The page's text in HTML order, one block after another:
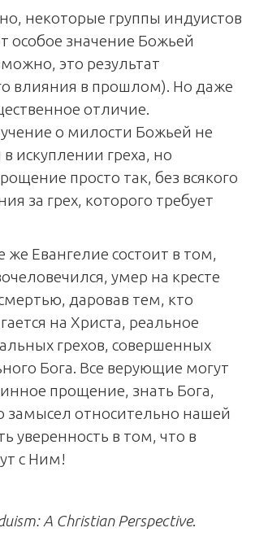
некоторые группы индуистов
особое значение Божьей
это результат
влияния в прошлом). Но даже
отличие.
о милости Божьей не
искуплении греха, но
просто так, без всякого
за грех, которого требует
же Евангелие состоит в том,
умер на кресте
даровав тем, кто
на Христа, реальное
грехов, совершенных
Бога. Все верующие могут
прощение, знать Бога,
замысел относительно нашей
уверенность в том, что в
с Ним!
A Christian Perspective.